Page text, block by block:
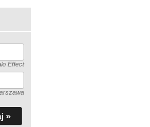
Effect